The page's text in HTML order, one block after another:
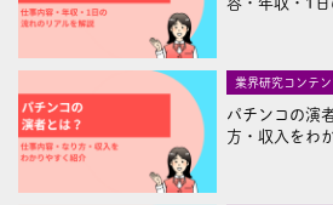
業界研究コンテン
パチンコの演
方・収入をわ